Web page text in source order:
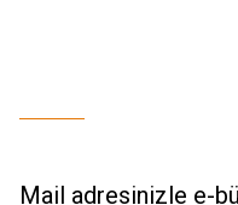
Mail adresinizle e-